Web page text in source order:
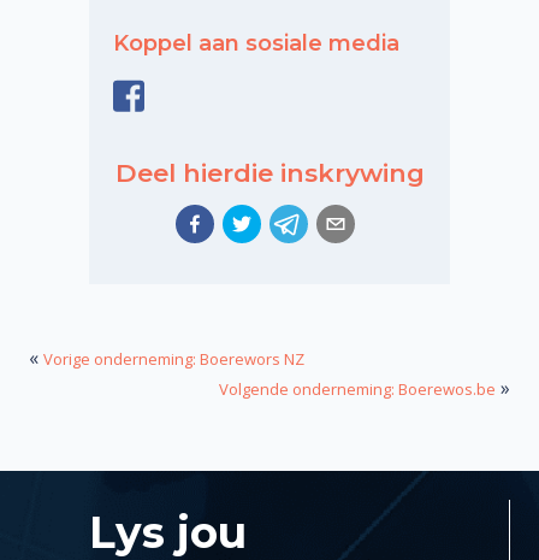
Koppel aan sosiale media
Deel hierdie inskrywing
« Vorige onderneming: Boerewors NZ
Volgende onderneming: Boerewos.be »
Lys jou